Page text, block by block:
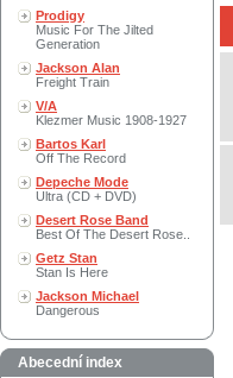
Prodigy
Music For The Jilted
Generation
Jackson Alan
Freight Train
V/A
Klezmer Music 1908-1927
Bartos Karl
Off The Record
Depeche Mode
Ultra (CD + DVD)
Desert Rose Band
Best Of The Desert Rose..
Getz Stan
Stan Is Here
Jackson Michael
Dangerous
Abecední index